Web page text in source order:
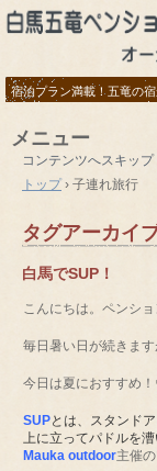
宿泊プラン満載！五竜の
メニュー
コンテンツへスキップ
トップ › 子連れ旅行
タグアーカイ
白馬でSUP！
こんにちは。ペンショ
毎日暑い日が続きま
今日は夏におすすめ
SUPとは、スタンド
上に立ってパドルを
Mauka outdoor主催